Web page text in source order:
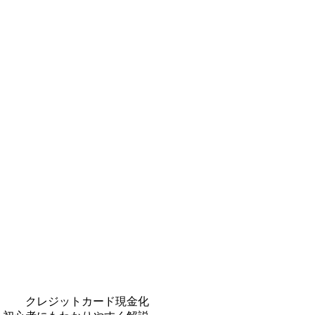
クレジットカード現金化